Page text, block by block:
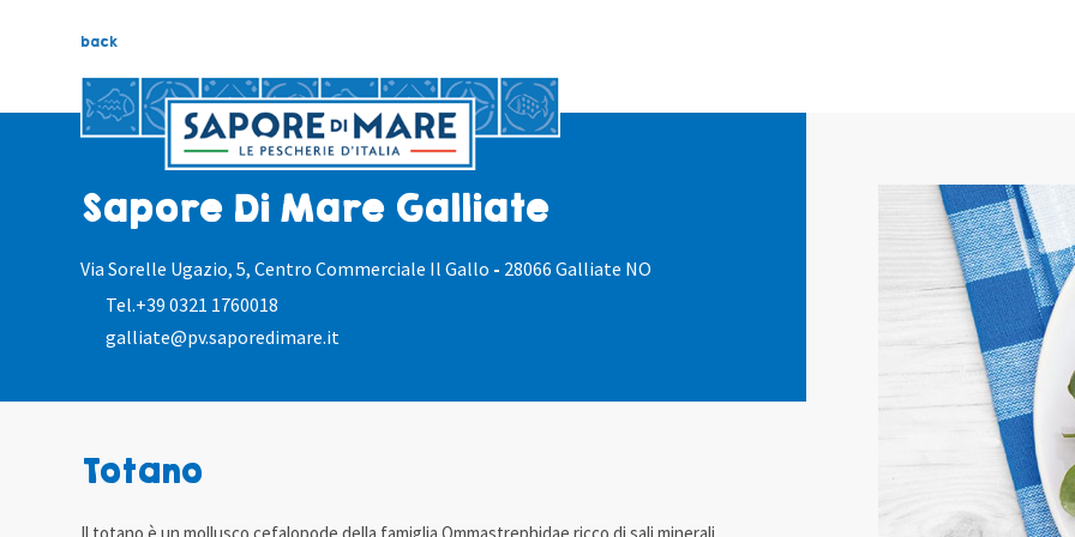
back
Sapore Di Mare Galliate
Via Sorelle Ugazio, 5, Centro Commerciale Il Gallo - 28066 Galliate NO
Tel.+39 0321 1760018
galliate@pv.saporedimare.it
Totano